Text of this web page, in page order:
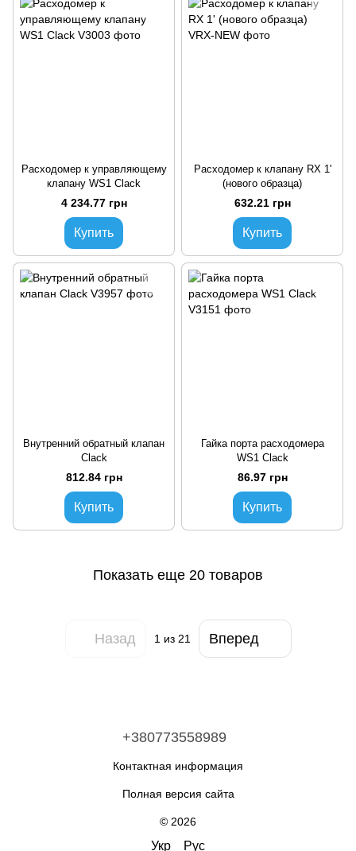
Расходомер к управляющему
клапану WS1 Clack
4 234.77 грн
Купить
Расходомер к клапану RX 1'
(нового образца)
632.21 грн
Купить
Внутренний обратный клапан
Clack
812.84 грн
Купить
Гайка порта расходомера
WS1 Clack
86.97 грн
Купить
Показать еще 20 товаров
Назад 1из 21 Вперед
+380773558989
Контактная информация
Полная версия сайта
© 2026
Укр Рус